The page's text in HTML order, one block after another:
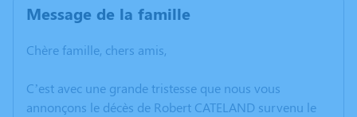
Message de la famille
Chère famille, chers amis,
C’est avec une grande tristesse que nous vous
annonçons le décès de Robert CATELAND survenu le